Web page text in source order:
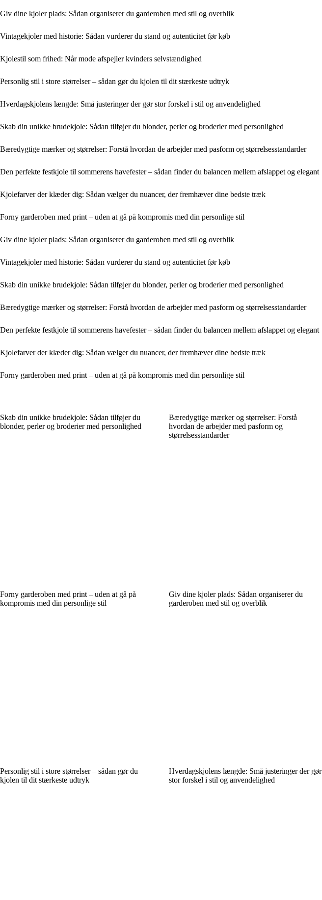
Giv dine kjoler plads: Sådan organiserer du garderoben med stil og overblik
Vintagekjoler med historie: Sådan vurderer du stand og autenticitet før køb
Kjolestil som frihed: Når mode afspejler kvinders selvstændighed
Personlig stil i store størrelser – sådan gør du kjolen til dit stærkeste udtryk
Hverdagskjolens længde: Små justeringer der gør stor forskel i stil og anvendelighed
Skab din unikke brudekjole: Sådan tilføjer du blonder, perler og broderier med personlighed
Bæredygtige mærker og størrelser: Forstå hvordan de arbejder med pasform og størrelsesstandarder
Den perfekte festkjole til sommerens havefester – sådan finder du balancen mellem afslappet og elegant
Kjolefarver der klæder dig: Sådan vælger du nuancer, der fremhæver dine bedste træk
Forny garderoben med print – uden at gå på kompromis med din personlige stil
Giv dine kjoler plads: Sådan organiserer du garderoben med stil og overblik
Vintagekjoler med historie: Sådan vurderer du stand og autenticitet før køb
Skab din unikke brudekjole: Sådan tilføjer du blonder, perler og broderier med personlighed
Bæredygtige mærker og størrelser: Forstå hvordan de arbejder med pasform og størrelsesstandarder
Den perfekte festkjole til sommerens havefester – sådan finder du balancen mellem afslappet og elegant
Kjolefarver der klæder dig: Sådan vælger du nuancer, der fremhæver dine bedste træk
Forny garderoben med print – uden at gå på kompromis med din personlige stil
Skab din unikke brudekjole: Sådan tilføjer du
blonder, perler og broderier med personlighed
Bæredygtige mærker og størrelser: Forstå
hvordan de arbejder med pasform og
størrelsesstandarder
Forny garderoben med print – uden at gå på
kompromis med din personlige stil
Giv dine kjoler plads: Sådan organiserer du
garderoben med stil og overblik
Personlig stil i store størrelser – sådan gør du
kjolen til dit stærkeste udtryk
Hverdagskjolens længde: Små justeringer der gør
stor forskel i stil og anvendelighed